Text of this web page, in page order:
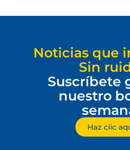
Noticias que
Sin
Suscríbete
nuestro
Haz clic